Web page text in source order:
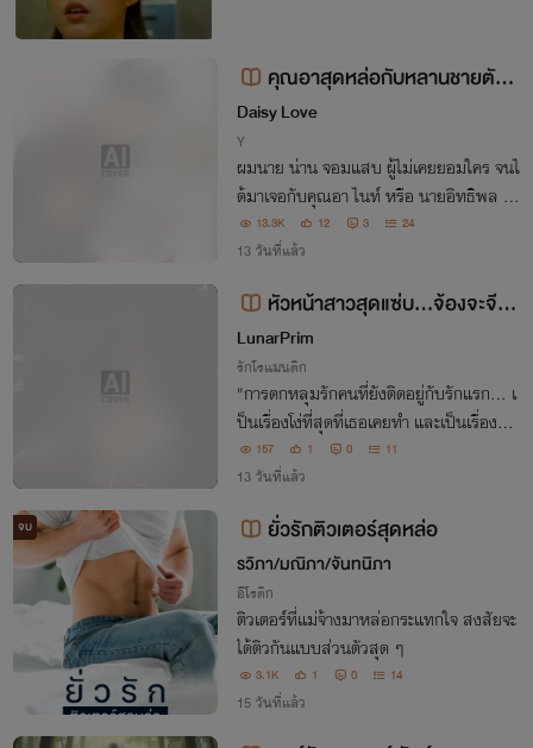
คุณอาสุดหล่อกับหลานชายตัวแ
สบ
Daisy Love
Y
ผมนาย น่าน จอมแสบ ผู้ไม่เคยยอมใคร จนไ
ด้มาเจอกับคุณอา ไนท์ หรือ นายอิทธิพล เจ้
าของบริษัทที่พ่อของผมเป็นลูกค้ามาตั้งแต่ส
มัยรุ่นพ่อของเค้า เลยทำให้ครอบครัวของเรา
13.3K 12 3 24
13 วันที่แล้ว
หัวหน้าสาวสุดแซ่บ...จ้องจะจีบเ
ด็กฝึกงานสุดหล่อ
LunarPrim
รักโรแมนติก
"การตกหลุมรักคนที่ยังติดอยู่กับรักแรก... เ
ป็นเรื่องโง่ที่สุดที่เธอเคยทำ และเป็นเรื่องที่เ
ธอไม่เคยเสียใจเลย" "และการปล่อยให้ผู้ห
ญิงคนนั้นรอ ก็เกือบจะเป็นเรื่องที่เขาเสียใจไ
ปตลอดชีวิต"
157 1 0 11
13 วันที่แล้ว
จบ ยั่วรักติวเตอร์สุดหล่อ
รวิภา/มณิภา/จันทนิภา
อีโรติก
ติวเตอร์ที่แม่จ้างมาหล่อกระแทกใจ สงสัยจะ
ได้ติวกันแบบส่วนตัวสุด ๆ
3.1K 1 0 14
15 วันที่แล้ว